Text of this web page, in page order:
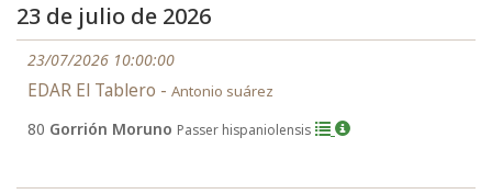
23 de julio de 2026
23/07/2026 10:00:00
EDAR El Tablero - Antonio suárez
80 Gorrión Moruno Passer hispaniolensis